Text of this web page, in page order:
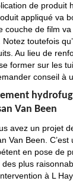
de produit
appliqué va
couche de film
Notez toutefois
Au lieu de
former sur les
conseil à
Van Been
avez un projet
Van Been.
en pose de
des plus
à L